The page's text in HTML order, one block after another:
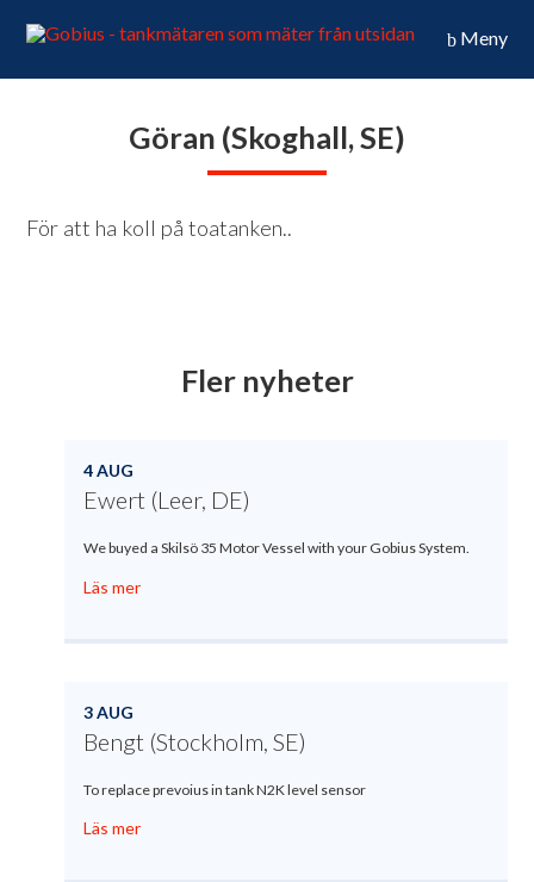
Meny
Göran (Skoghall, SE)
För att ha koll på toatanken..
Fler nyheter
4 AUG
Ewert (Leer, DE)
We buyed a Skilsö 35 Motor Vessel with your Gobius System.
Läs mer
3 AUG
Bengt (Stockholm, SE)
To replace prevoius in tank N2K level sensor
Läs mer